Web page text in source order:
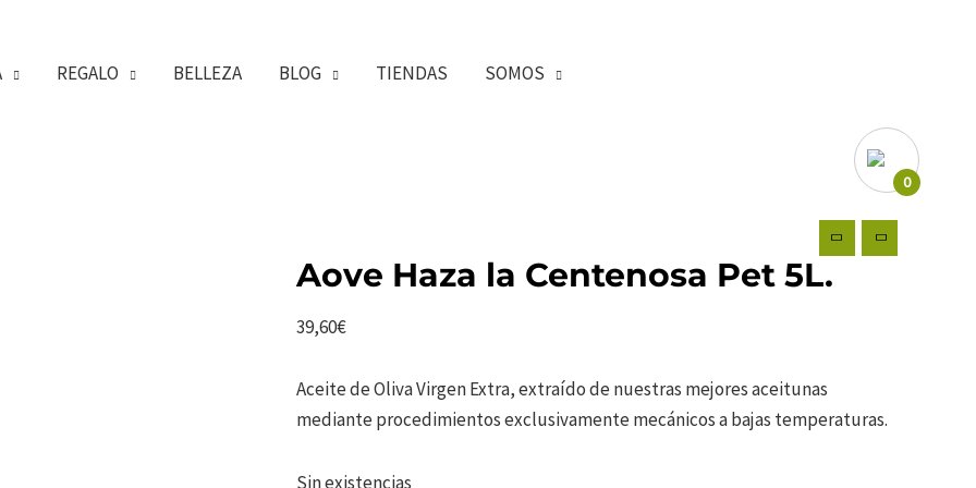
REGALO BELLEZA BLOG TIENDAS SOMOS
Aove Haza la Centenosa Pet 5L.
39,60€
Aceite de Oliva Virgen Extra, extraído de nuestras mejores aceitunas
mediante procedimientos exclusivamente mecánicos a bajas temperaturas.
Sin existencias
0